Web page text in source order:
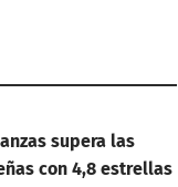
supera las
con 4,8 estrellas